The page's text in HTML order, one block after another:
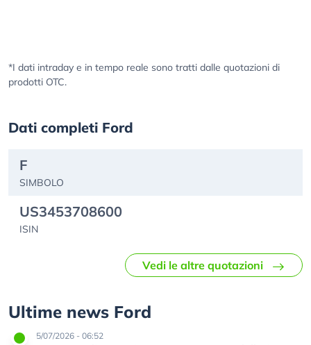
*I dati intraday e in tempo reale sono tratti dalle quotazioni di
prodotti OTC.
Dati completi Ford
F
SIMBOLO
US3453708600
ISIN
Vedi le altre quotazioni
Ultime news Ford
5/07/2026 - 06:52